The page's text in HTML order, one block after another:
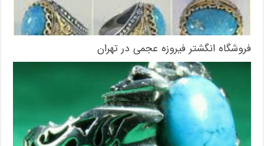
فروشگاه انگشتر فیروزه عجمی در تهران